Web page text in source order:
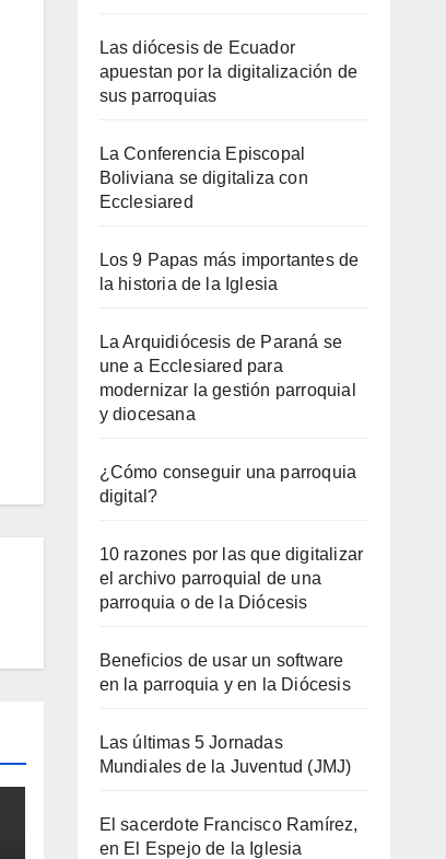
Las diócesis de Ecuador
apuestan por la digitalización de
sus parroquias
La Conferencia Episcopal
Boliviana se digitaliza con
Ecclesiared
Los 9 Papas más importantes de
la historia de la Iglesia
La Arquidiócesis de Paraná se
une a Ecclesiared para
modernizar la gestión parroquial
y diocesana
¿Cómo conseguir una parroquia
digital?
10 razones por las que digitalizar
el archivo parroquial de una
parroquia o de la Diócesis
Beneficios de usar un software
en la parroquia y en la Diócesis
Las últimas 5 Jornadas
Mundiales de la Juventud (JMJ)
El sacerdote Francisco Ramírez,
en El Espejo de la Iglesia